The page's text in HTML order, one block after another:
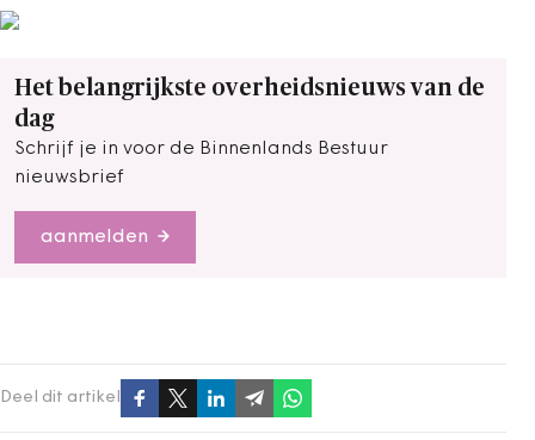
Het belangrijkste overheidsnieuws van de
dag
Schrijf je in voor de Binnenlands Bestuur
nieuwsbrief
aanmelden
Deel dit artikel